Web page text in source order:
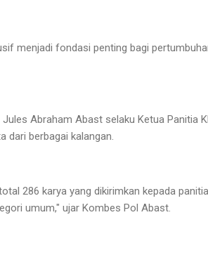
menjadi fondasi penting bagi
Abraham Abast selaku Ketua Panitia
berbagai kalangan.
286 karya yang dikirimkan kepada
umum," ujar Kombes Pol Abast.